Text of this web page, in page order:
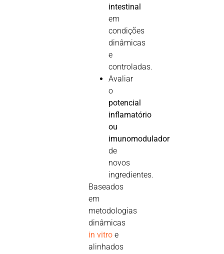
intestinal
em
condições
dinâmicas
e
controladas.
Avaliar
o
potencial
inflamatório
ou
imunomodulador
de
novos
ingredientes.
Baseados
em
metodologias
dinâmicas
in vitro e
alinhados